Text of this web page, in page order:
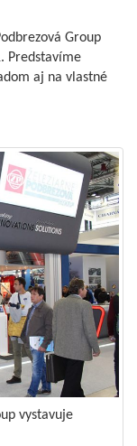
Group
Predstavíme
aj na vlastné
vystavuje